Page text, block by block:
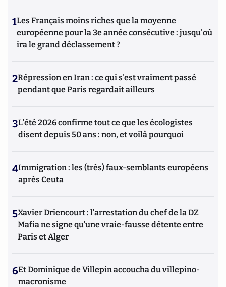
1Les Français moins riches que la moyenne
européenne pour la 3e année consécutive : jusqu'où
ira le grand déclassement ?
2Répression en Iran : ce qui s'est vraiment passé
pendant que Paris regardait ailleurs
3L’été 2026 confirme tout ce que les écologistes
disent depuis 50 ans : non, et voilà pourquoi
4Immigration : les (très) faux-semblants européens
après Ceuta
5Xavier Driencourt : l’arrestation du chef de la DZ
Mafia ne signe qu’une vraie-fausse détente entre
Paris et Alger
6Et Dominique de Villepin accoucha du villepino-
macronisme